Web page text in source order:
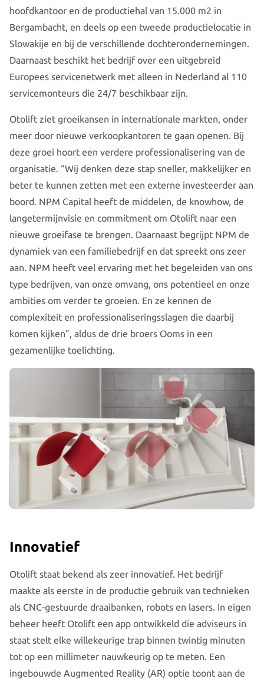
hoofdkantoor en de productiehal van 15.000 m2 in
Bergambacht, en deels op een tweede productielocatie in
Slowakije en bij de verschillende dochterondernemingen.
Daarnaast beschikt het bedrijf over een uitgebreid
Europees servicenetwerk met alleen in Nederland al 110
servicemonteurs die 24/7 beschikbaar zijn.
Otolift ziet groeikansen in internationale markten, onder
meer door nieuwe verkoopkantoren te gaan openen. Bij
deze groei hoort een verdere professionalisering van de
organisatie. “Wij denken deze stap sneller, makkelijker en
beter te kunnen zetten met een externe investeerder aan
boord. NPM Capital heeft de middelen, de knowhow, de
langetermijnvisie en commitment om Otolift naar een
nieuwe groeifase te brengen. Daarnaast begrijpt NPM de
dynamiek van een familiebedrijf en dat spreekt ons zeer
aan. NPM heeft veel ervaring met het begeleiden van ons
type bedrijven, van onze omvang, ons potentieel en onze
ambities om verder te groeien. En ze kennen de
complexiteit en professionaliseringsslagen die daarbij
komen kijken”, aldus de drie broers Ooms in een
gezamenlijke toelichting.
Innovatief
Otolift staat bekend als zeer innovatief. Het bedrijf
maakte als eerste in de productie gebruik van technieken
als CNC-gestuurde draaibanken, robots en lasers. In eigen
beheer heeft Otolift een app ontwikkeld die adviseurs in
staat stelt elke willekeurige trap binnen twintig minuten
tot op een millimeter nauwkeurig op te meten. Een
ingebouwde Augmented Reality (AR) optie toont aan de